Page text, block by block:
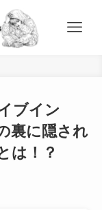
ブイン
裏に隠され
は！？